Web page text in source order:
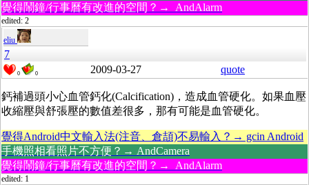
覺得鬧鐘/行事曆有改進的空間？→ AndAlarm
edited: 2
eliu
7
0 0 2009-03-27 quote
鈣補過頭小心血管鈣化(Calcification)，造成血管硬化。如果血壓
收縮壓與舒張壓的數值差很多，那有可能是血管硬化。
覺得Android中文輸入法(注音、倉頡)不易輸入？→ gcin Android
手機照相看照片不方便？→ AndCamera
覺得鬧鐘/行事曆有改進的空間？→ AndAlarm
edited: 1